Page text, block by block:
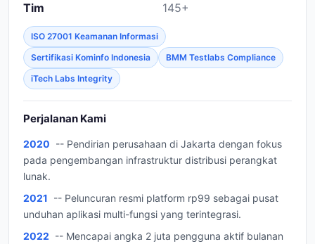
Tim
145+
ISO 27001 Keamanan Informasi
Sertifikasi Kominfo Indonesia
BMM Testlabs Compliance
iTech Labs Integrity
Perjalanan Kami
2020 -- Pendirian perusahaan di Jakarta dengan fokus
pada pengembangan infrastruktur distribusi perangkat
lunak.
2021 -- Peluncuran resmi platform rp99 sebagai pusat
unduhan aplikasi multi-fungsi yang terintegrasi.
2022 -- Mencapai angka 2 juta pengguna aktif bulanan